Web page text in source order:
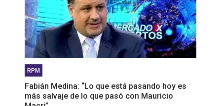
RPM
Fabián Medina: “Lo que está pasando hoy es
más salvaje de lo que pasó con Mauricio